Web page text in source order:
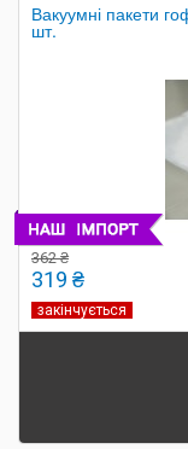
Вакуумні пакети
шт.
362 ₴
319 ₴
закінчується